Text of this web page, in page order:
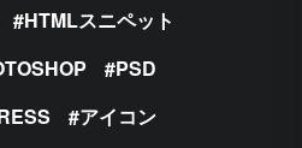
HTMLスニペット
PSD
アイコン